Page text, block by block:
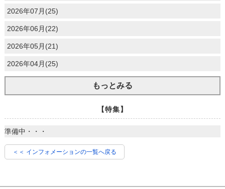
2026年07月(25)
2026年06月(22)
2026年05月(21)
2026年04月(25)
もっとみる
【特集】
準備中・・・
＜＜ インフォメーションの一覧へ戻る